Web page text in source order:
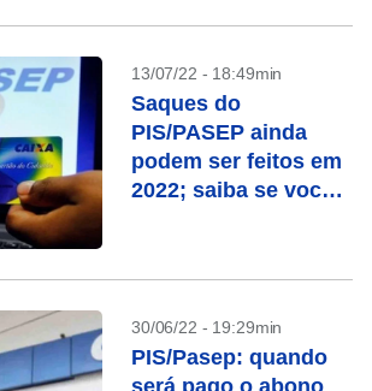
13/07/22 - 18:49min
Saques do
PIS/PASEP ainda
podem ser feitos em
2022; saiba se você
30/06/22 - 19:29min
PIS/Pasep: quando
será pago o abono